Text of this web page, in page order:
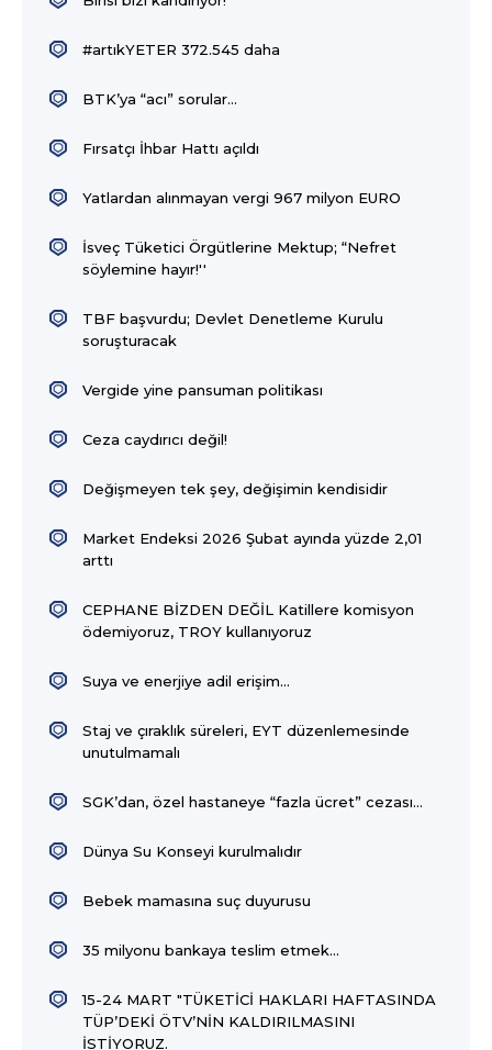
#artıkYETER 372.545 daha
BTK’ya “acı” sorular...
Fırsatçı İhbar Hattı açıldı
Yatlardan alınmayan vergi 967 milyon EURO
İsveç Tüketici Örgütlerine Mektup; “Nefret
söylemine hayır!''
TBF başvurdu; Devlet Denetleme Kurulu
soruşturacak
Vergide yine pansuman politikası
Ceza caydırıcı değil!
Değişmeyen tek şey, değişimin kendisidir
Market Endeksi 2026 Şubat ayında yüzde 2,01
arttı
CEPHANE BİZDEN DEĞİL Katillere komisyon
ödemiyoruz, TROY kullanıyoruz
Suya ve enerjiye adil erişim...
Staj ve çıraklık süreleri, EYT düzenlemesinde
unutulmamalı
SGK’dan, özel hastaneye “fazla ücret” cezası…
Dünya Su Konseyi kurulmalıdır
Bebek mamasına suç duyurusu
35 milyonu bankaya teslim etmek...
15-24 MART "TÜKETİCİ HAKLARI HAFTASINDA
TÜP’DEKİ ÖTV’NİN KALDIRILMASINI
İSTİYORUZ.